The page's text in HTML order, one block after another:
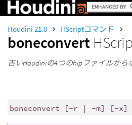
Houdini 21.0 HScriptコマンド
boneconvert
古いHoudiniの4つのhipファイルから
boneconvert [-r | -m] [-